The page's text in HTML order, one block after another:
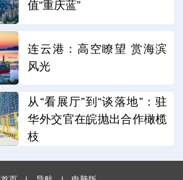
值“重庆蓝”
连云港：高空瞭望 赏海滨
风光
从“看展厅”到“谈落地”：驻
华外交官在皖抛出合作橄榄
枝